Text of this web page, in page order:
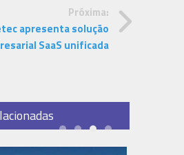
Próxima:
apresenta solução
SaaS unificada